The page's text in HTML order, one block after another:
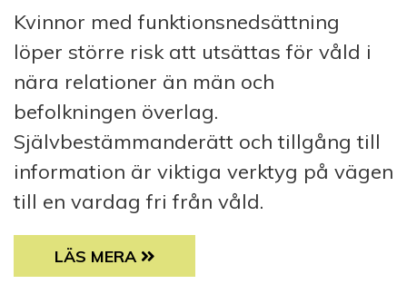
Kvinnor med funktionsnedsättning
löper större risk att utsättas för våld i
nära relationer än män och
befolkningen överlag.
Självbestämmanderätt och tillgång till
information är viktiga verktyg på vägen
till en vardag fri från våld.
ETT NEJ SKA VARA ETT NEJ: KVINNOR
LÄS MERA